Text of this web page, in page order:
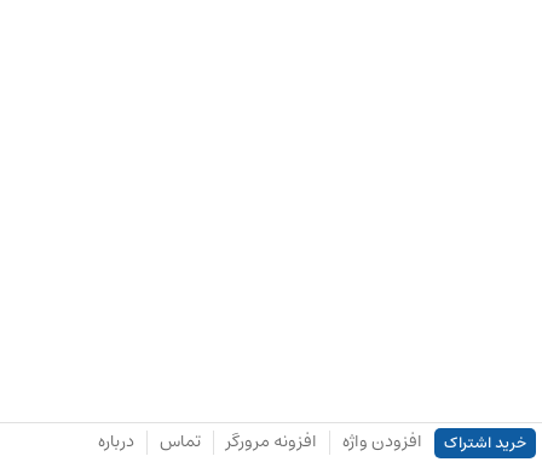
خرید اشتراک افزودن واژه افزونه مرورگر تماس درباره